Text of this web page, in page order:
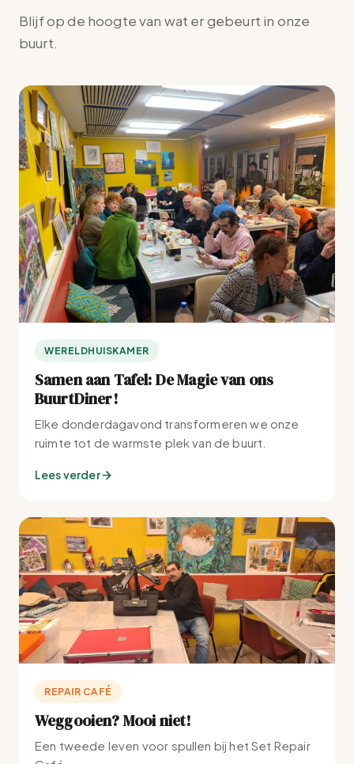
Blijf op de hoogte van wat er gebeurt in onze
buurt.
WERELDHUISKAMER
Samen aan Tafel: De Magie van ons
BuurtDiner!
Elke donderdagavond transformeren we onze
ruimte tot de warmste plek van de buurt.
Lees verder
REPAIR CAFÉ
Weggooien? Mooi niet!
Een tweede leven voor spullen bij het Set Repair